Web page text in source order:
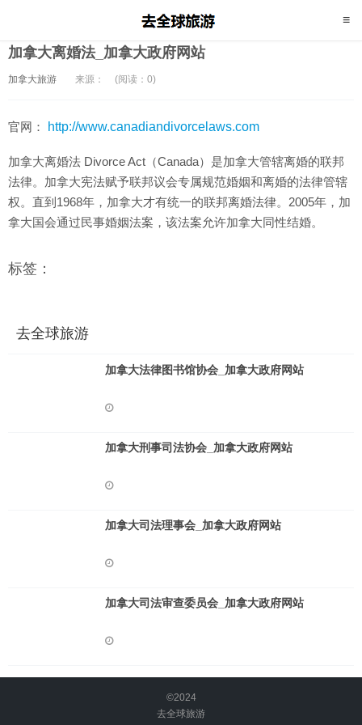
加拿大离婚法_加拿大政府网站
加拿大旅游 来源： (阅读：0)
官网： http://www.canadiandivorcelaws.com
加拿大离婚法 Divorce Act（Canada）是加拿大管辖离婚的联邦
法律。加拿大宪法赋予联邦议会专属规范婚姻和离婚的法律管辖
权。直到1968年，加拿大才有统一的联邦离婚法律。2005年，加
拿大国会通过民事婚姻法案，该法案允许加拿大同性结婚。
标签：
去全球旅游
加拿大法律图书馆协会_加拿大政府网站
加拿大刑事司法协会_加拿大政府网站
加拿大司法理事会_加拿大政府网站
加拿大司法审查委员会_加拿大政府网站
©2024
去全球旅游